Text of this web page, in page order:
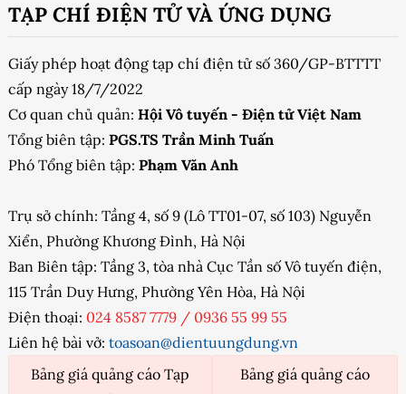
TẠP CHÍ ĐIỆN TỬ VÀ ỨNG DỤNG
Giấy phép hoạt động tạp chí điện tử số 360/GP-BTTTT
cấp ngày 18/7/2022
Cơ quan chủ quản: Hội Vô tuyến - Điện tử Việt Nam
Tổng biên tập: PGS.TS Trần Minh Tuấn
Phó Tổng biên tập: Phạm Văn Anh
Trụ sở chính: Tầng 4, số 9 (Lô TT01-07, số 103) Nguyễn
Xiển, Phường Khương Đình, Hà Nội
Ban Biên tập: Tầng 3, tòa nhà Cục Tần số Vô tuyến điện,
115 Trần Duy Hưng, Phường Yên Hòa, Hà Nội
Điện thoại: 024 8587 7779 / 0936 55 99 55
Liên hệ bài vở: toasoan@dientuungdung.vn
Bảng giá quảng cáo Tạp
Bảng giá quảng cáo